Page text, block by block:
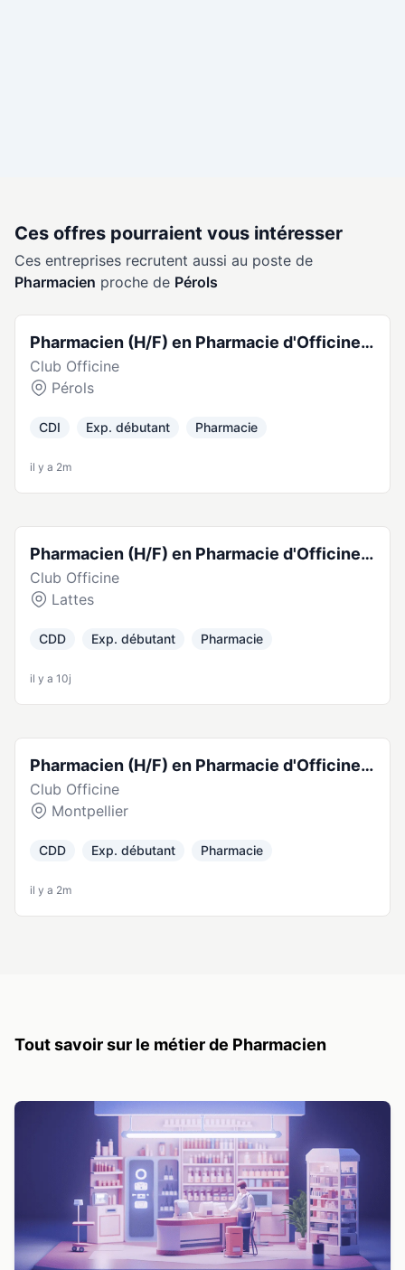
Ces offres pourraient vous intéresser
Ces entreprises recrutent aussi au poste de
Pharmacien proche de Pérols
Pharmacien (H/F) en Pharmacie d'Officine -
CDI Temps plein - France (34470)
Club Officine
Pérols
CDI Exp. débutant Pharmacie
il y a 2m
Pharmacien (H/F) en Pharmacie d'Officine -
CDD Temps plein - France (34970)
Club Officine
Lattes
CDD Exp. débutant Pharmacie
il y a 10j
Pharmacien (H/F) en Pharmacie d'Officine -
CDD Temps plein - France (34000)
Club Officine
Montpellier
CDD Exp. débutant Pharmacie
il y a 2m
Tout savoir sur le métier de Pharmacien